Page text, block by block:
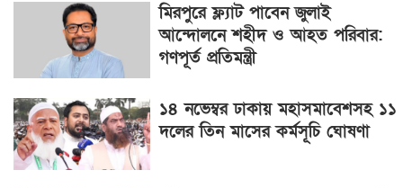
মিরপুরে ফ্ল্যাট পাবেন জুলাই
আন্দোলনে শহীদ ও আহত পরিবার:
গণপূর্ত প্রতিমন্ত্রী
১৪ নভেম্বর ঢাকায় মহাসমাবেশসহ ১১
দলের তিন মাসের কর্মসূচি ঘোষণা